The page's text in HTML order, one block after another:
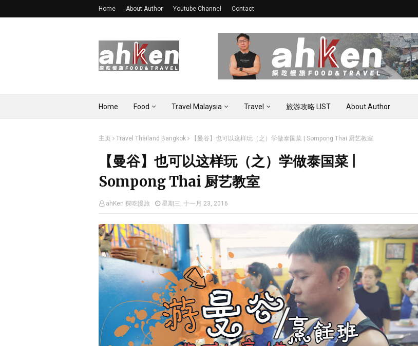
Home About Author Youtube Channel Contact
Home Food Travel Malaysia Travel 旅游攻略 LIST About Author
主页 Travel Thailand Bangkok 【曼谷】也可以这样玩（之）学做泰国菜 | Sompong Thai 厨艺教室
【曼谷】也可以这样玩（之）学做泰国菜 |
Sompong Thai 厨艺教室
ahKen 探吃慢旅 星期三, 十一月 23, 2016